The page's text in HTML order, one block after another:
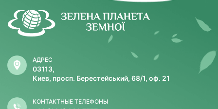
АДРЕС
03113,
Киев, просп. Берестейський, 68/1, оф. 21
КОНТАКТНЫЕ ТЕЛЕФОНЫ